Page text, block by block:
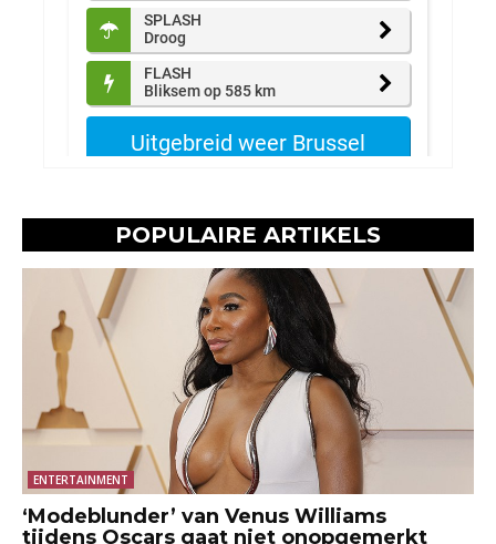
POPULAIRE ARTIKELS
ENTERTAINMENT
‘Modeblunder’ van Venus Williams
tijdens Oscars gaat niet onopgemerkt